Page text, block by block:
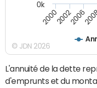
200020022006
0k
© JDN 2026
L'annuité de la dette
d'emprunts et du